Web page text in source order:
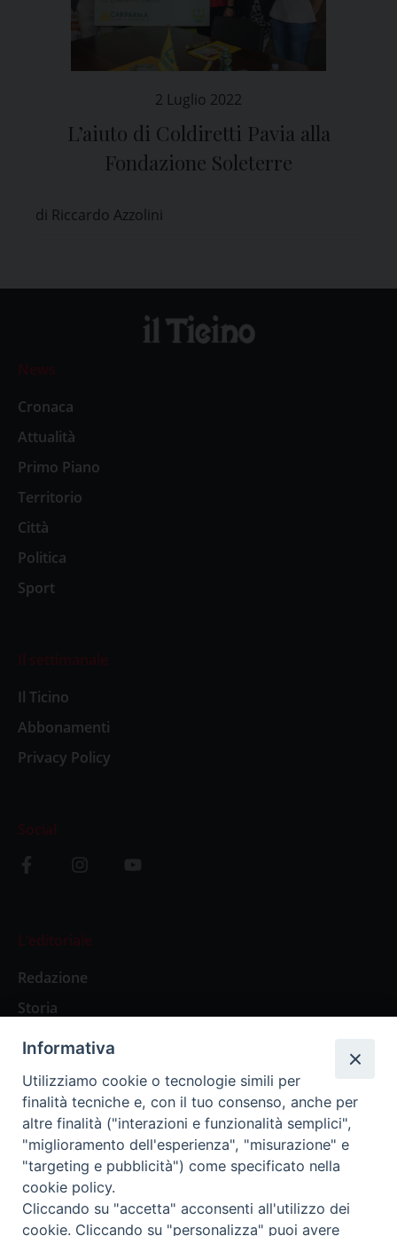
2 Luglio 2022
L’aiuto di Coldiretti Pavia alla
Fondazione Soleterre
di Riccardo Azzolini
News
Cronaca
Attualità
Primo Piano
Territorio
Città
Politica
Sport
Il settimanale
Il Ticino
Abbonamenti
Privacy Policy
Social
L’editoriale
Redazione
Storia
Abbonamenti
Abbonamento Annuale Digitale
Abbonamento Annuale Cartaceo
Abbonamento Singola Copia Digitale
Informativa
Utilizziamo cookie o tecnologie simili per
finalità tecniche e, con il tuo consenso, anche per
altre finalità ("interazioni e funzionalità semplici",
"miglioramento dell'esperienza", "misurazione" e
"targeting e pubblicità") come specificato nella
cookie policy.
Cliccando su "accetta" acconsenti all'utilizzo dei
cookie. Cliccando su "personalizza" puoi avere